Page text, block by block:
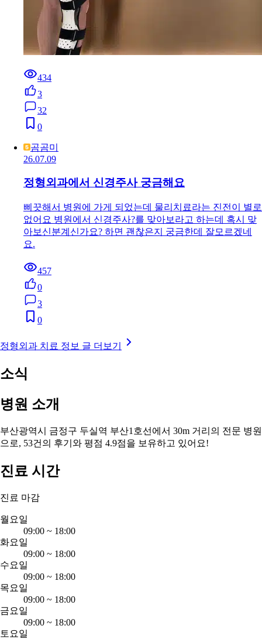
434
3
32
0
곰곰미
26.07.09
정형외과에서 신경주사 궁금해요
삐끗해서 병원에 가게 되었는데 물리치료라는 진전이 별로
없어요 병원에서 신경주사?를 맞아보라고 하는데 혹시 맞
아보신분계신가요? 하면 괜찮은지 궁금한데 잘모르겠네
요.
457
0
3
0
정형외과 치료 정보 글 더보기
소식
병원 소개
부산광역시 금정구 두실역 부산1호선에서 30m 거리의 전문 병원
으로, 53건의 후기와 평점 4.9점을 보유하고 있어요!
진료 시간
진료 마감
월요일
09:00 ~ 18:00
화요일
09:00 ~ 18:00
수요일
09:00 ~ 18:00
목요일
09:00 ~ 18:00
금요일
09:00 ~ 18:00
토요일